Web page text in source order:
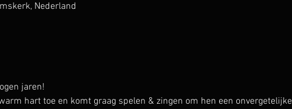
Nederland
jaren!
hart toe en komt graag spelen & zingen om hen een onvergetelijke